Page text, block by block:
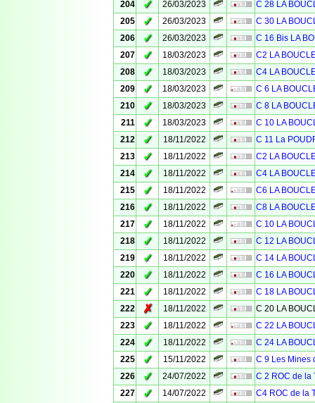
204
✓ 26/03/2023
C 28 LA
205
✓ 26/03/2023
C 30 LA
206
✓ 26/03/2023
C 16 Bis LA
207
✓ 18/03/2023
C2 LA
208
✓ 18/03/2023
C4 LA
209
✓ 18/03/2023
C 6 LA
210
✓ 18/03/2023
C 8 LA
211
✓ 18/03/2023
C 10 LA
212
✓ 18/11/2022
C 11 La
213
✓ 18/11/2022
C2 LA
214
✓ 18/11/2022
C4 LA
215
✓ 18/11/2022
C6 LA
216
✓ 18/11/2022
C8 LA
217
✓ 18/11/2022
C 10 LA
218
✓ 18/11/2022
C 12 LA
219
✓ 18/11/2022
C 14 LA
220
✓ 18/11/2022
C 16 LA
221
✓ 18/11/2022
C 18 LA
222
✗ 18/11/2022
C 20 LA
223
✓ 18/11/2022
C 22 LA
224
✓ 18/11/2022
C 24 LA
225
✓ 15/11/2022
C 9 Les Mines
226
✓ 24/07/2022
C 2 ROC de la
227
✓ 14/07/2022
C4 ROC de la